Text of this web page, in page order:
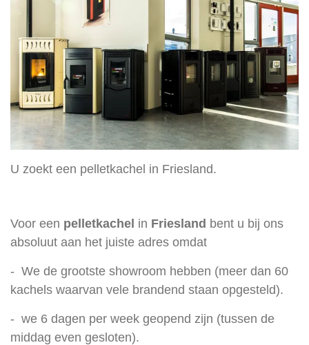
U zoekt een pelletkachel in Friesland.
Voor een pelletkachel in Friesland bent u bij ons
absoluut aan het juiste adres omdat
- We de grootste showroom hebben (meer dan 60
kachels waarvan vele brandend staan opgesteld).
- we 6 dagen per week geopend zijn (tussen de
middag even gesloten).